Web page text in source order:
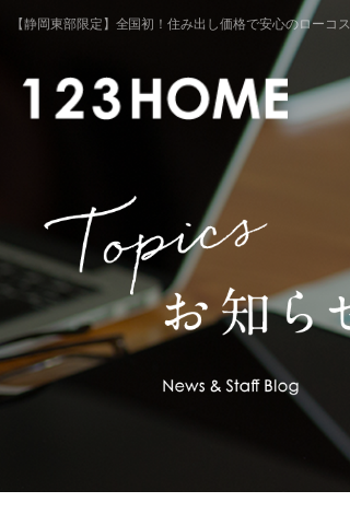
【静岡東部限定】全国初！住み出し価格で安心のローコ